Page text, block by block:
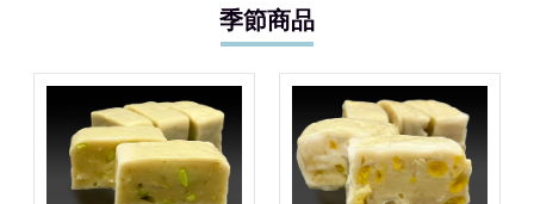
季節商品